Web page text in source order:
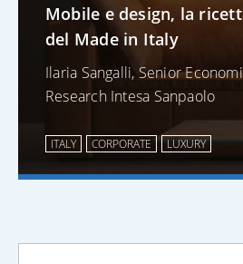
Mobile e design, la
del Made in Italy
Ilaria Sangalli, Senior
Research Intesa Sanpaolo
ITALY CORPORATE LUXURY